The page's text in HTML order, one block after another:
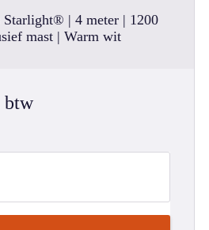
| 4 meter | 1200
mast | Warm wit
btw